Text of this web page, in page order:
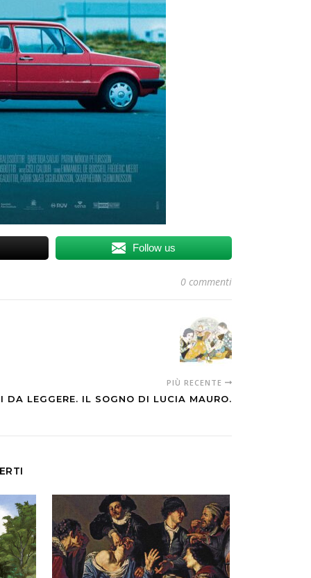
Follow us
0 commenti
PIÙ RECENTE
DA LEGGERE. IL SOGNO DI LUCIA MAURO.